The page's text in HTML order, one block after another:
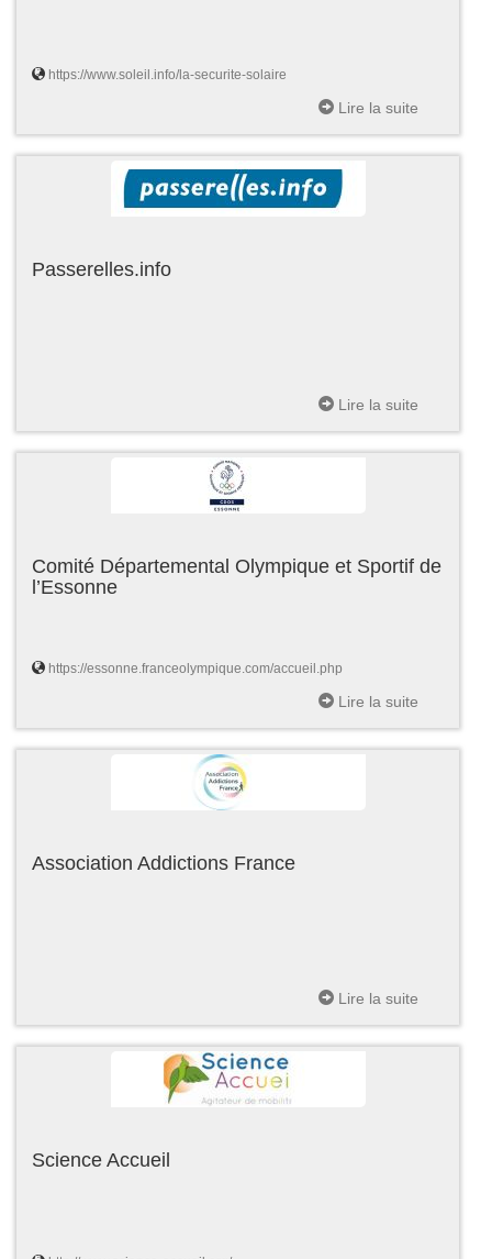
https://www.soleil.info/la-securite-solaire
Lire la suite
Passerelles.info
Lire la suite
Comité Départemental Olympique et Sportif de
l’Essonne
https://essonne.franceolympique.com/accueil.php
Lire la suite
Association Addictions France
Lire la suite
Science Accueil